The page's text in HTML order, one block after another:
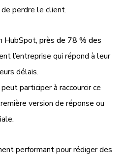
perdre le client.
HubSpot, près de 78 % des
l’entreprise qui répond à leur
délais.
participer à raccourcir ce
version de réponse ou
performant pour rédiger des